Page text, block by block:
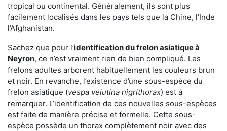
tropical ou continental. Généralement, ils sont plus
facilement localisés dans les pays tels que la Chine, l’Inde
l’Afghanistan.
Sachez que pour l’identification du frelon asiatiqueà
Neyron, ce n’est vraiment rien de bien compliqué. Les
frelons adultes arborent habituellement les couleurs brun
et noir. En revanche, l’existence d’une sous-espèce du
frelon asiatique (vespa velutina nigrithorax) est à
remarquer. L’identification de ces nouvelles sous-espèces
est faite de manière précise et formelle. Cette sous-
espèce possède un thorax complètement noir avec des